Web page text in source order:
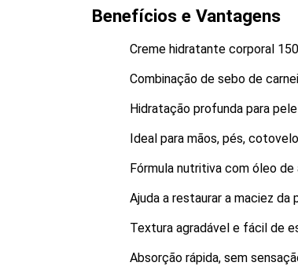
Benefícios e Vantagens
Creme hidratante corporal
Combinação de sebo de
Hidratação profunda para
Ideal para mãos, pés,
Fórmula nutritiva com óleo
Ajuda a restaurar a maciez da
Textura agradável e fácil de
Absorção rápida, sem